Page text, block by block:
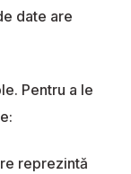
date are
Pentru a le
reprezintă